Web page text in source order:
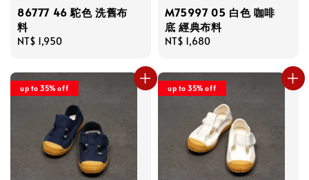
86777 46 駝色 洗舊布
料
Regular
NT$ 1,950
M75997 05 白色 咖啡
底 經典布料
Regular
NT$ 1,680
up to 35% off up to 35% off